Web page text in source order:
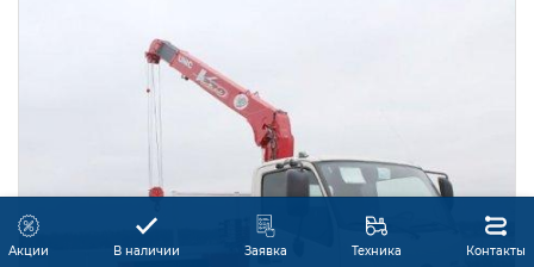
Акции В наличии Заявка Техника Контакты